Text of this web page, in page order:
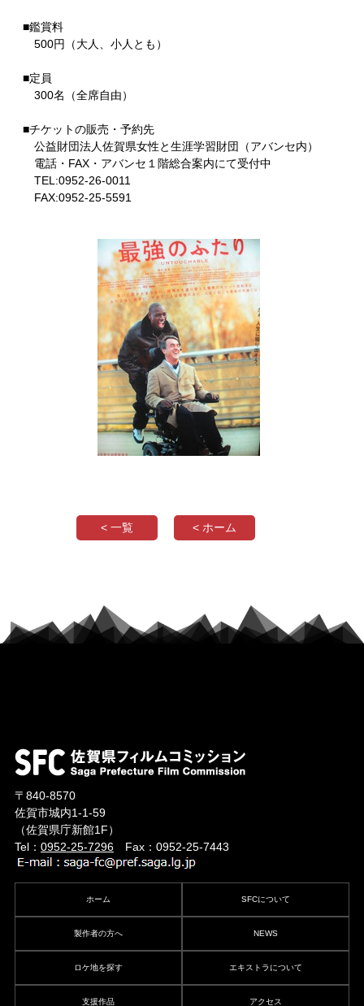
■鑑賞料
500円（大人、小人とも）
■定員
300名（全席自由）
■チケットの販売・予約先
公益財団法人佐賀県女性と生涯学習財団（アバンセ内）
電話・FAX・アバンセ１階総合案内にて受付中
TEL:0952-26-0011
FAX:0952-25-5591
< 一覧 < ホーム
〒840-8570
佐賀市城内1-1-59
（佐賀県庁新館1F）
Tel： 0952-25-7296Fax：0952-25-7443
ホーム SFCについて
製作者の方へ NEWS
ロケ地を探す エキストラについて
支援作品 アクセス